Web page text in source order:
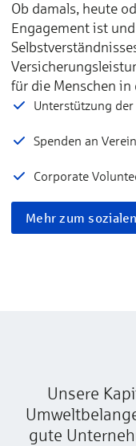
Ob damals, heute
Engagement ist
für die Menschen in
Unterstützung
Spenden an
Corporate
Mehr zum
Unsere
gute